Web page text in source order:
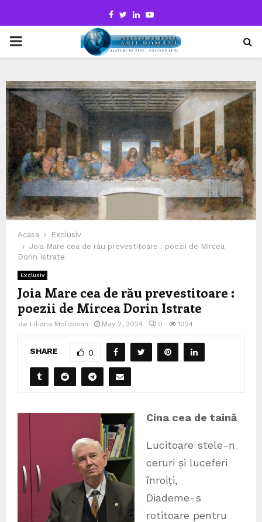
Facebook
TwitterLinkedinYoutube
PRIMARY
Acasa
Exclusiv
Joia Mare cea de rău prevestitoare : poezii de Mircea
Dorin Istrate
Exclusiv
Joia Mare cea de rău prevestitoare :
poezii de Mircea Dorin Istrate
de Liliana Moldovan May 2, 2024 0 1024
SHARE 0
Cina cea de taină
Lucitoare stele-n
ceruri și luceferi
înroiți,
Diademe-s
rotitoare pentru